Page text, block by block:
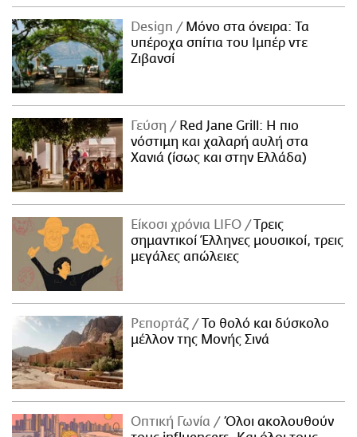
Design
Μόνο στα όνειρα: Τα
υπέροχα σπίτια του Ιμπέρ ντε
Ζιβανσί
Γεύση
Red Jane Grill: Η πιο
νόστιμη και χαλαρή αυλή στα
Χανιά (ίσως και στην Ελλάδα)
Είκοσι χρόνια LIFO
Tρεις
σημαντικοί Έλληνες μουσικοί, τρεις
μεγάλες απώλειες
Ρεπορτάζ
Το θολό και δύσκολο
μέλλον της Μονής Σινά
Οπτική Γωνία
Όλοι ακολουθούν